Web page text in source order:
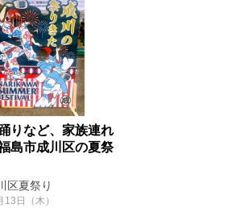
りなど、家族連れ
島市成川区の夏祭
区夏祭り
日（木）